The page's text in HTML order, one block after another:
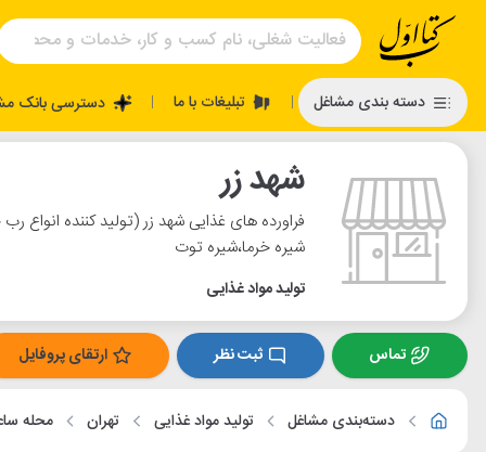
دسته بندی مشاغل | تبلیغات با ما | دسترسی بانک
شهد زر
فراورده های غذایی شهد زر (تولید کننده انواع
شیره خرما،شیره توت
تولید مواد غذایی
تماس ثبت نظر ارتقای پروفایل
دسته‌بندی مشاغل تولید مواد غذایی تهران محله